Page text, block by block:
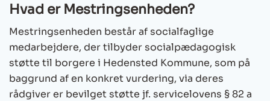
Hvad er Mestringsenheden?
Mestringsenheden består af socialfaglige
medarbejdere, der tilbyder socialpædagogisk
støtte til borgere i Hedensted Kommune, som på
baggrund af en konkret vurdering, via deres
rådgiver er bevilget støtte jf. servicelovens § 82 a